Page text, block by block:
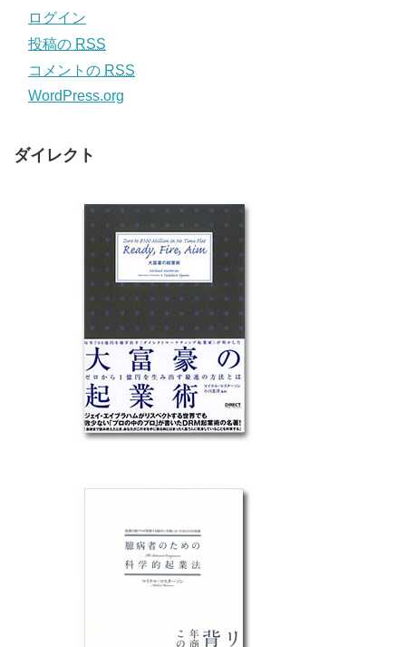
ログイン
投稿の RSS
コメントの RSS
WordPress.org
ダイレクト